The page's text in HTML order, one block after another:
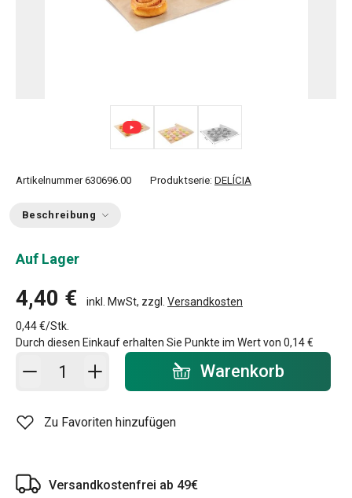
Artikelnummer 630696.00 Produktserie: DELÍCIA
Beschreibung
Auf Lager
4,40 € inkl. MwSt, zzgl. Versandkosten
0,44 €/Stk.
Durch diesen Einkauf erhalten Sie Punkte im Wert von 0,14 €
In den Warenkorb - Menge Warenkorb
Zu Favoriten hinzufügen
Versandkostenfrei ab 49€